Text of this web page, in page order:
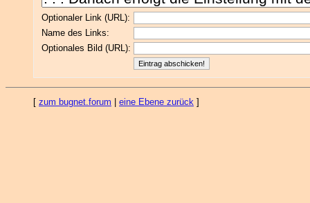
Optionaler Link (URL):
Name des Links:
Optionales Bild (URL):
[ zum bugnet.forum eine Ebene zurück ]